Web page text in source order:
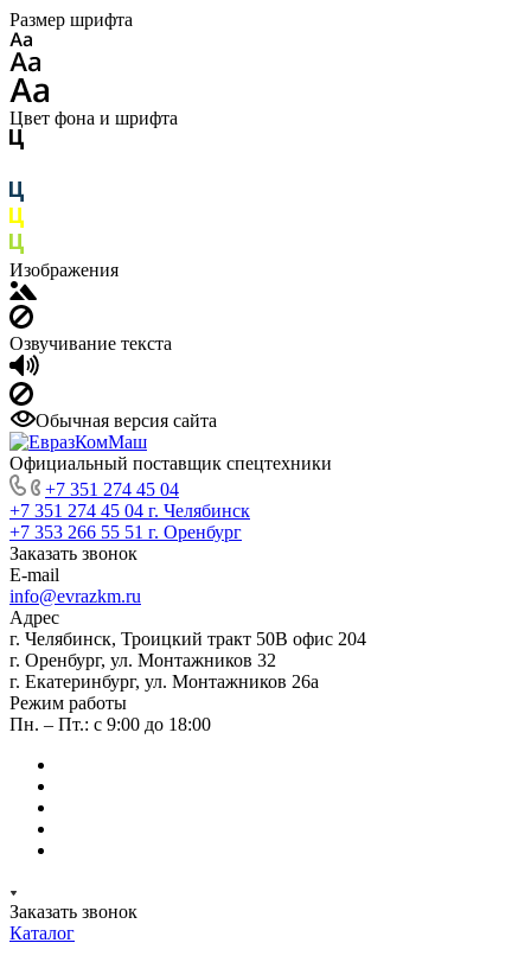
Размер шрифта
Цвет фона и шрифта
Изображения
Озвучивание текста
Обычная версия сайта
Официальный поставщик спецтехники
+7 351 274 45 04
+7 351 274 45 04 г. Челябинск
+7 353 266 55 51 г. Оренбург
Заказать звонок
E-mail
info@evrazkm.ru
Адрес
г. Челябинск, Троицкий тракт 50В офис 204
г. Оренбург, ул. Монтажников 32
г. Екатеринбург, ул. Монтажников 26а
Режим работы
Пн. – Пт.: с 9:00 до 18:00
Заказать звонок
Каталог